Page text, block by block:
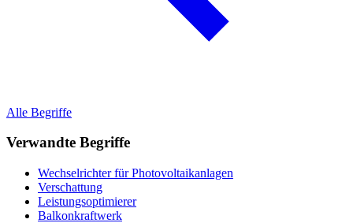
Alle Begriffe
Verwandte Begriffe
Wechselrichter für Photovoltaikanlagen
Verschattung
Leistungsoptimierer
Balkonkraftwerk